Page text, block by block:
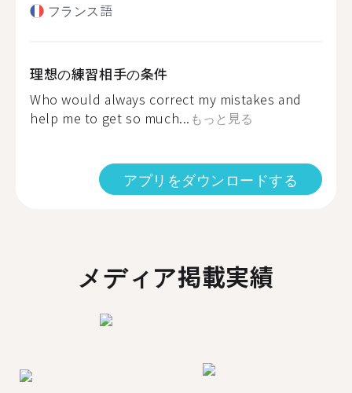
フランス語
理想の練習相手の条件
Who would always correct my mistakes and
help me to get so much... もっと見る
アプリをダウンロードする
メディア掲載実績